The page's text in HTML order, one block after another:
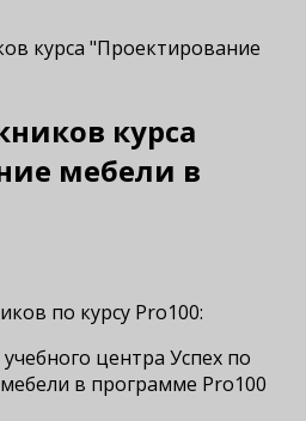
курса "Проектирование
курса
мебели в
по курсу Pro100: